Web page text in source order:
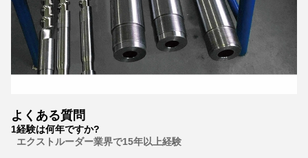
よくある質問
1経験は何年ですか?
エクストルーダー業界で15年以上経験